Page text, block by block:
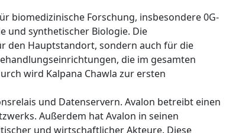
biomedizinische Forschung, insbesondere 0G-
und synthetischer Biologie. Die
den Hauptstandort, sondern auch für die
die im gesamten
wird Kalpana Chawla zur ersten
und Datenservern. Avalon betreibt einen
Außerdem hat Avalon in seinen
und wirtschaftlicher Akteure. Diese